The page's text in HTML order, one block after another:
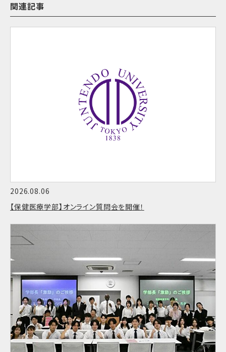
関連記事
2026.08.06
【保健医療学部】オンライン質問会を開催！